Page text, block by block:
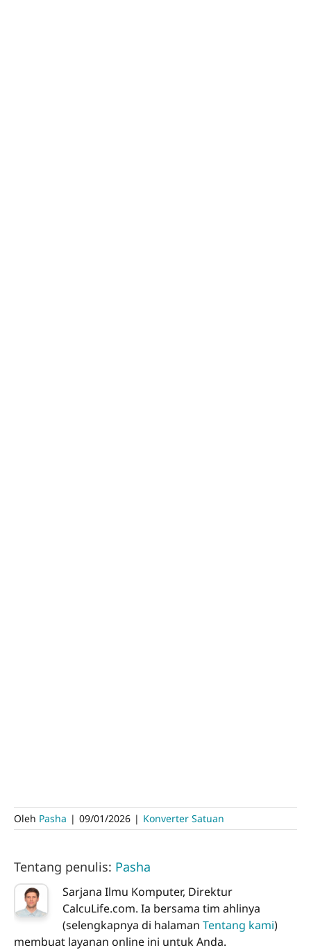
Oleh Pasha | 09/01/2026 | Konverter Satuan
Tentang penulis: Pasha
Sarjana Ilmu Komputer, Direktur
CalcuLife.com. Ia bersama tim ahlinya
(selengkapnya di halaman Tentang kami)
membuat layanan online ini untuk Anda.